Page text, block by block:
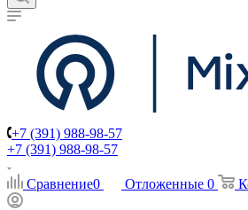
+7 (391) 988-98-57
+7 (391) 988-98-57
Сравнение0 Отложенные 0